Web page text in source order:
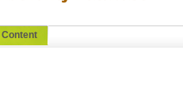
Content